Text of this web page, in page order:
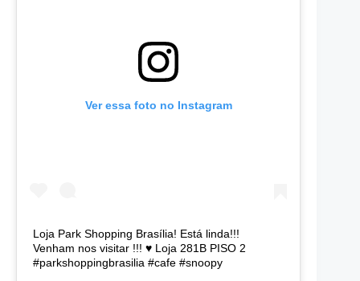
Ver essa foto no Instagram
Loja Park Shopping Brasília! Está linda!!!
Venham nos visitar !!! ♥️ Loja 281B PISO 2
#parkshoppingbrasilia #cafe #snoopy